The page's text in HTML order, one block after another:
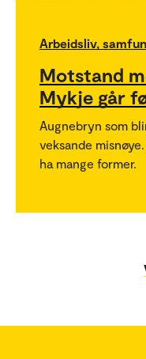
Arbeidsliv,
Motstand
Mykje går
Augnebryn som
veksande
ha mange former.